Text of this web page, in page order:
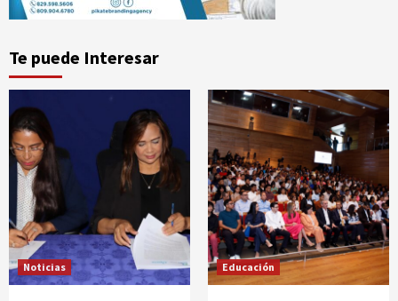
Te puede Interesar
Noticias Educación